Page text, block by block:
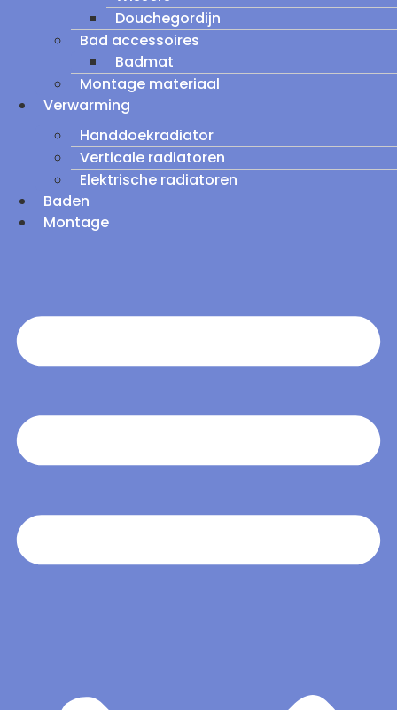
Douchegordijn
Bad accessoires
Badmat
Montage materiaal
Verwarming
Handdoekradiator
Verticale radiatoren
Elektrische radiatoren
Baden
Montage